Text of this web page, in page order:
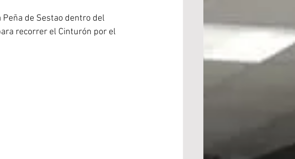
de Sestao dentro del
recorrer el Cinturón por el